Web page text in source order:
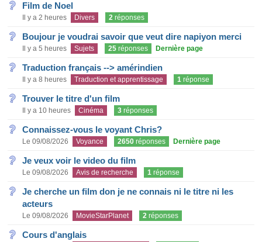
Film de Noel
Il y a 2 heures Divers 2 réponses
Boujour je voudrai savoir que veut dire napiyon merci
Il y a 5 heures Sujets 25 réponses Dernière page
Traduction français --> amérindien
Il y a 8 heures Traduction et apprentissage 1 réponse
Trouver le titre d'un film
Il y a 10 heures Cinéma 3 réponses
Connaissez-vous le voyant Chris?
Le 09/08/2026 Voyance 2650 réponses Dernière page
Je veux voir le video du film
Le 09/08/2026 Avis de recherche 1 réponse
Je cherche un film don je ne connais ni le titre ni les
acteurs
Le 09/08/2026 MovieStarPlanet 2 réponses
Cours d'anglais